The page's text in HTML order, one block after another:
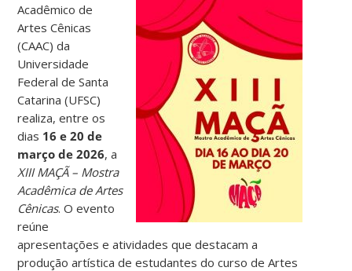
Acadêmico de
Artes Cênicas
(CAAC) da
Universidade
Federal de Santa
Catarina (UFSC)
realiza, entre os
dias 16 e 20 de
março de 2026, a
XIII MAÇÃ – Mostra
Acadêmica de Artes
Cênicas. O evento
reúne
apresentações e atividades que destacam a
produção artística de estudantes do curso de Artes